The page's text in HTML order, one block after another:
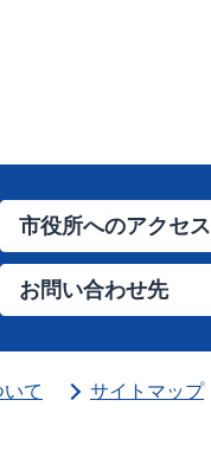
市役所へのアクセス
お問い合わせ先
て サイトマップ